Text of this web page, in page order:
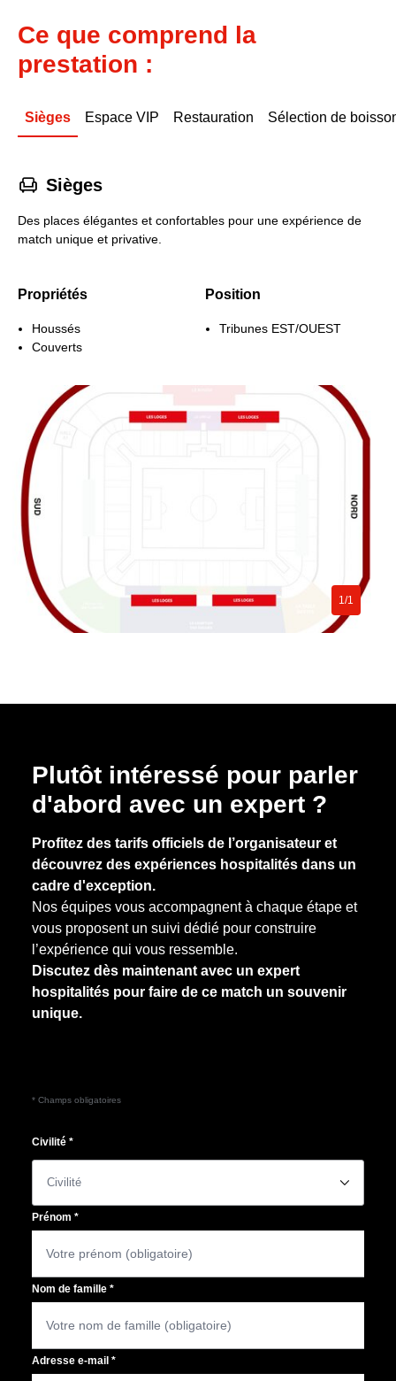
Ce que comprend la
prestation :
Sièges Espace VIP Restauration Sélection de
􁐴 Sièges
Des places élégantes et confortables pour une expérience de
match unique et privative.
Propriétés
Houssés
Couverts
Position
Tribunes EST/OUEST
1/1
Plutôt intéressé pour parler
d'abord avec un expert ?
Profitez des tarifs officiels de l’organisateur et
découvrez des expériences hospitalités dans un
cadre d'exception.
Nos équipes vous accompagnent à chaque étape et
vous proposent un suivi dédié pour construire
l’expérience qui vous ressemble.
Discutez dès maintenant avec un expert
hospitalités pour faire de ce match un souvenir
unique.
* Champs obligatoires
Civilité *
􀆈
Prénom *
Nom de famille *
Adresse e-mail *